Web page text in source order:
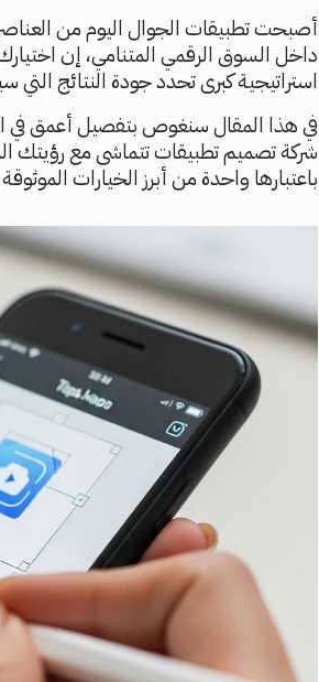
أصبحت تطبيقات الجوال اليوم من
داخل السوق الرقمي المتنامي، إن
استراتيجية كبرى تحدد جودة النتائج
في هذا المقال سنغوص بتفصيل أعمق في
شركة تصميم تطبيقات تتماشى مع رؤيتك
باعتبارها واحدة من أبرز الخيارات